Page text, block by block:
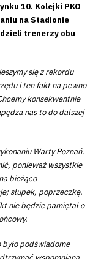
10. Kolejki PKO
na Stadionie
trenerzy obu
się z rekordu
i ten fakt na pewno
konsekwentnie
nas to do dalszej
Warty Poznań.
ponieważ wszystkie
bieżąco
słupek, poprzeczkę.
nie będzie pamiętał o
podświadome